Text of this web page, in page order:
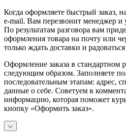
Когда оформляете быстрый
e-mail. Вам перезвонит менеджер и
По результатам разговора вам
оформления товара на почту или
только ждать доставки и
Оформление заказа в стандартном
следующим образом. Заполняете
последовательным этапам: адрес,
данные о себе. Советуем в
информацию, которая поможет
кнопку «Оформить заказ».